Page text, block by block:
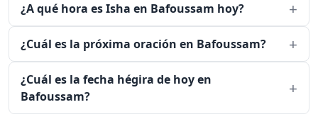
¿A qué hora es Isha en Bafoussam hoy?
¿Cuál es la próxima oración en Bafoussam?
¿Cuál es la fecha hégira de hoy en
Bafoussam?